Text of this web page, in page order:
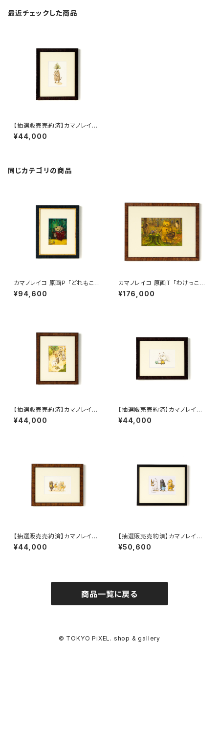
最近チェックした商品
【抽選販売売約済】カマノレイコ
原画C 「せいかいは えだわか
れして ひゃくとおり」額装込み
¥44,000
同じカテゴリの商品
カマノレイコ 原画P 「どれもこれ
も おいしそう」額装込み
¥94,600
カマノレイコ 原画T 「わけっこ」
額装込み
¥176,000
【抽選販売売約済】カマノレイコ
原画A 「ただあるく ただあるく
だけ それもよし」 額装込み
¥44,000
【抽選販売売約済】カマノレイコ
原画B 「たまごやく そのじかん
こそ たからもの」額装込み
¥44,000
【抽選販売売約済】カマノレイコ
原画D 「だがしやで おもうぞん
ぶん おかいもの」 額装込み
¥44,000
【抽選販売売約済】カマノレイコ
原画E 「おつかい」額装込み
¥50,600
商品一覧に戻る
© TOKYO PiXEL. shop & gallery